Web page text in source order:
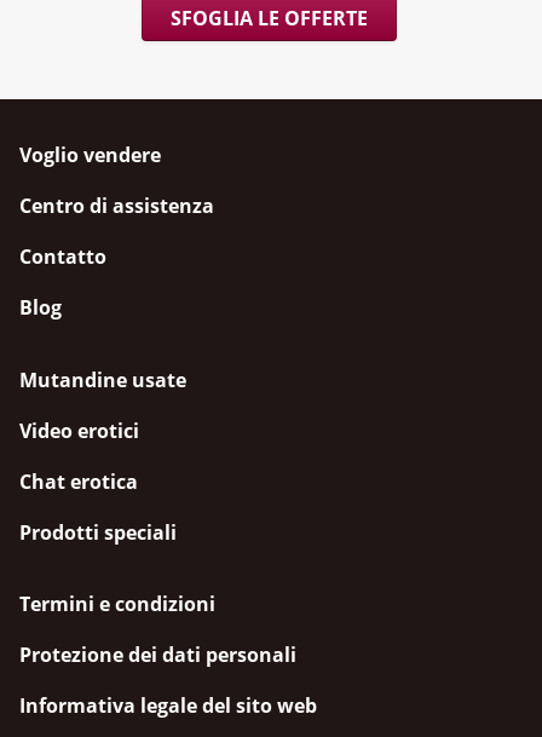
SFOGLIA LE OFFERTE
Voglio vendere
Centro di assistenza
Contatto
Blog
Mutandine usate
Video erotici
Chat erotica
Prodotti speciali
Termini e condizioni
Protezione dei dati personali
Informativa legale del sito web